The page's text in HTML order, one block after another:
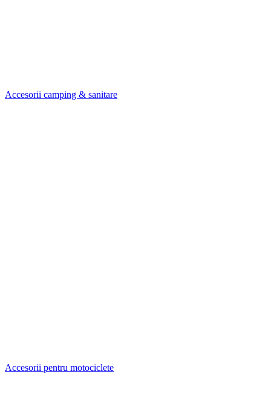
Accesorii camping & sanitare
Accesorii pentru motociclete